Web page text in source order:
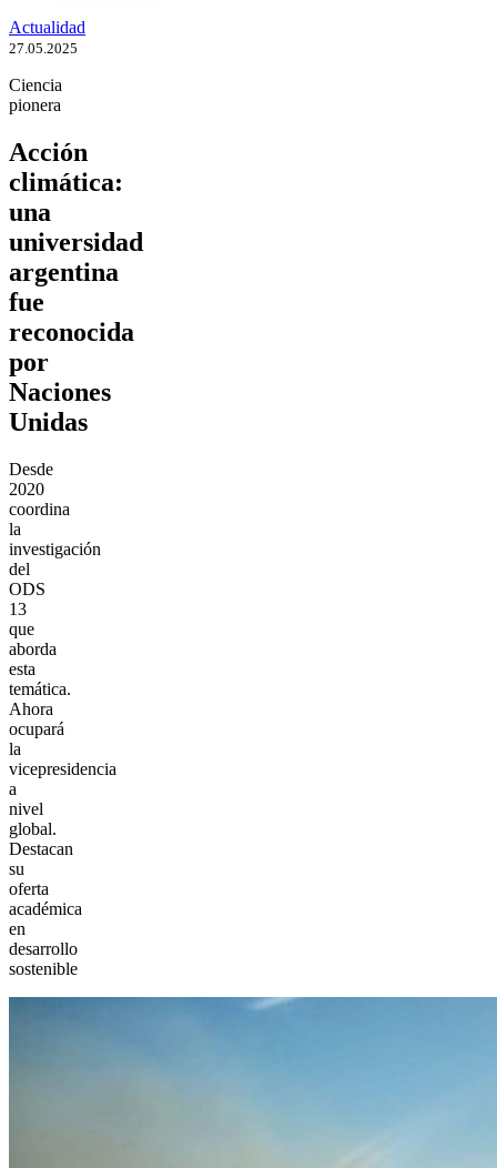
Actualidad
27.05.2025
Ciencia
pionera
Acción
climática:
una
universidad
argentina
fue
reconocida
por
Naciones
Unidas
Desde
2020
coordina
la
investigación
del
ODS
13
que
aborda
esta
temática.
Ahora
ocupará
la
vicepresidencia
a
nivel
global.
Destacan
su
oferta
académica
en
desarrollo
sostenible